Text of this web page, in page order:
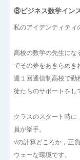
⑧ビジネス数学イン
私のアイデンティティ
高校の数学の先生にな
でその夢をあきらめ
週１回通信制高校で勤
徒たちのサポートをし
クラスのスタート時
員が挙手。
√の計算どころか，正
ウェーな環境です。